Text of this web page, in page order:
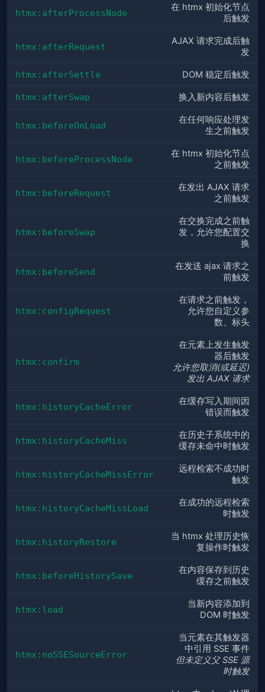
htmx:afterProcessNode
在 htmx 初始化节点
后触发
htmx:afterRequest
AJAX 请求完成后触
发
htmx:afterSettle DOM 稳定后触发
htmx:afterSwap 换入新内容后触发
htmx:beforeOnLoad
在任何响应处理发
生之前触发
htmx:beforeProcessNode
在 htmx 初始化节点
之前触发
htmx:beforeRequest
在发出 AJAX 请求
之前触发
htmx:beforeSwap
在交换完成之前触
发，允许您配置交
换
htmx:beforeSend
在发送 ajax 请求之
前触发
htmx:configRequest
在请求之前触发，
允许您自定义参
数、标头
htmx:confirm
在元素上发生触发
器后触发
允许您取消(或延迟)
发出 AJAX 请求
htmx:historyCacheError
在缓存写入期间因
错误而触发
htmx:historyCacheMiss
在历史子系统中的
缓存未命中时触发
htmx:historyCacheMissError
远程检索不成功时
触发
htmx:historyCacheMissLoad
在成功的远程检索
时触发
htmx:historyRestore
当 htmx 处理历史恢
复操作时触发
htmx:beforeHistorySave
在内容保存到历史
缓存之前触发
htmx:load
当新内容添加到
DOM 时触发
htmx:noSSESourceError
当元素在其触发器
中引用 SSE 事件
但未定义父 SSE 源
时触发